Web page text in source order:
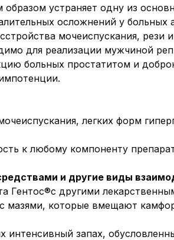
образом устраняет одну из
осложнений у больных
мочеиспускания, рези
для реализации мужчиной
больных простатитом и
легких форм
к любому компоненту
и другие виды
Гентос®с другими
мазями, которые вмещают
запах,